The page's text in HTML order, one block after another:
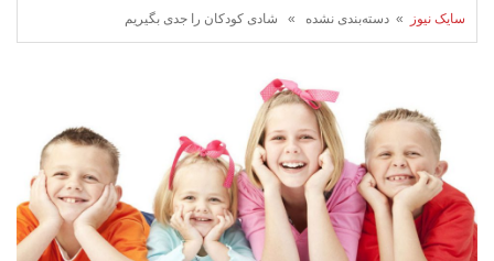
سایک نیوز » دسته‌بندی نشده » شادی کودکان را جدی بگیریم